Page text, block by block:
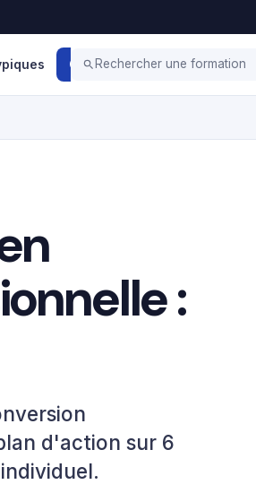
Coaching Haut potentiel
Rechercher une formation
:
d'action sur 6